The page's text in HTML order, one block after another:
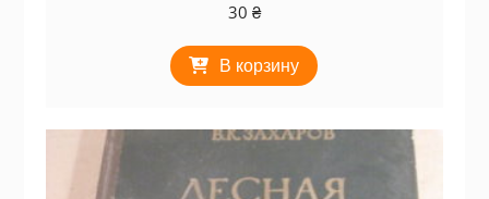
30 ₴
В корзину